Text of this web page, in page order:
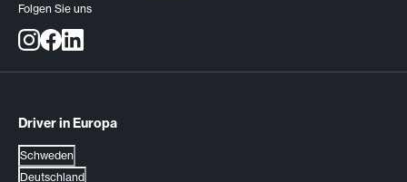
Folgen Sie uns
Driver in Europa
Schweden
Deutschland